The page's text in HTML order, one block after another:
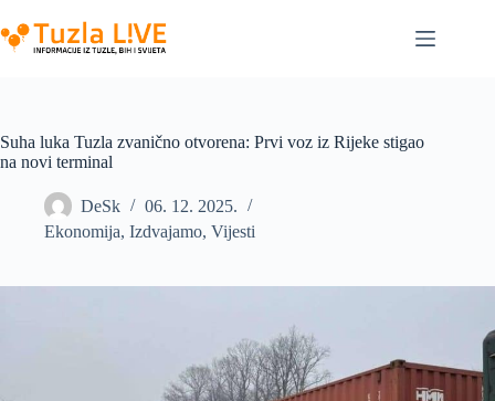
to
content
Suha luka Tuzla zvanično otvorena: Prvi voz iz Rijeke stigao
na novi terminal
DeSk
06. 12. 2025.
Ekonomija, Izdvajamo, Vijesti